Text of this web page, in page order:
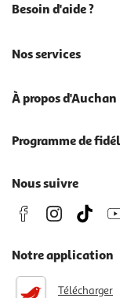
Besoin d'aide ?
Nos services
À propos d'Auchan
Programme de
Nous suivre
Notre application
Télécharger